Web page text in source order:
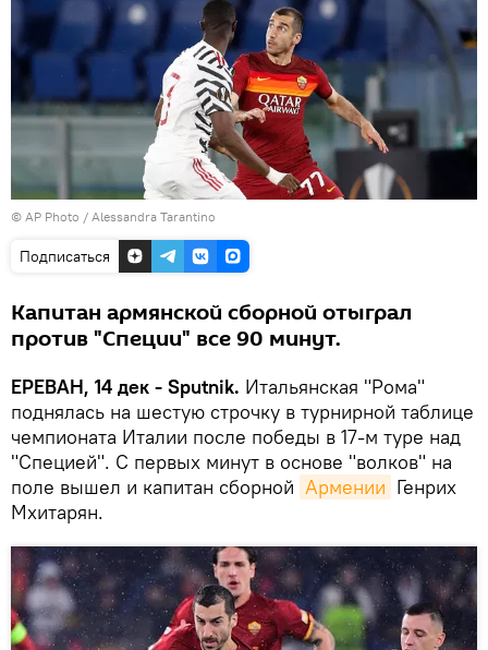
© AP Photo / Alessandra Tarantino
Подписаться
Капитан армянской сборной отыграл
против "Специи" все 90 минут.
ЕРЕВАН, 14 дек - Sputnik. Итальянская "Рома"
поднялась на шестую строчку в турнирной таблице
чемпионата Италии после победы в 17-м туре над
"Специей". С первых минут в основе "волков" на
поле вышел и капитан сборной Армении Генрих
Мхитарян.